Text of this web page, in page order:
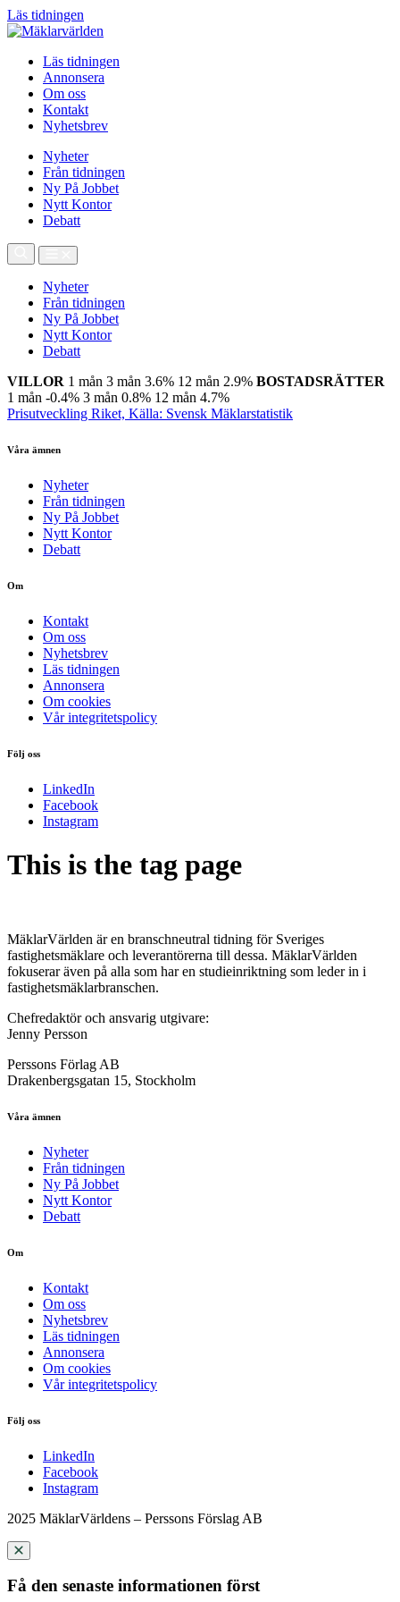
Läs tidningen
Läs tidningen
Annonsera
Om oss
Kontakt
Nyhetsbrev
Nyheter
Från tidningen
Ny På Jobbet
Nytt Kontor
Debatt
Nyheter
Från tidningen
Ny På Jobbet
Nytt Kontor
Debatt
VILLOR 1 mån 3 mån 3.6% 12 mån 2.9% BOSTADSRÄTTER
1 mån -0.4% 3 mån 0.8% 12 mån 4.7%
Prisutveckling Riket, Källa: Svensk Mäklarstatistik
Våra ämnen
Nyheter
Från tidningen
Ny På Jobbet
Nytt Kontor
Debatt
Om
Kontakt
Om oss
Nyhetsbrev
Läs tidningen
Annonsera
Om cookies
Vår integritetspolicy
Följ oss
LinkedIn
Facebook
Instagram
This is the tag page
MäklarVärlden är en branschneutral tidning för Sveriges
fastighetsmäklare och leverantörerna till dessa. MäklarVärlden
fokuserar även på alla som har en studieinriktning som leder in i
fastighetsmäklarbranschen.
Chefredaktör och ansvarig utgivare:
Jenny Persson
Perssons Förlag AB
Drakenbergsgatan 15, Stockholm
Våra ämnen
Nyheter
Från tidningen
Ny På Jobbet
Nytt Kontor
Debatt
Om
Kontakt
Om oss
Nyhetsbrev
Läs tidningen
Annonsera
Om cookies
Vår integritetspolicy
Följ oss
LinkedIn
Facebook
Instagram
2025 MäklarVärldens – Perssons Förslag AB
Få den senaste informationen först